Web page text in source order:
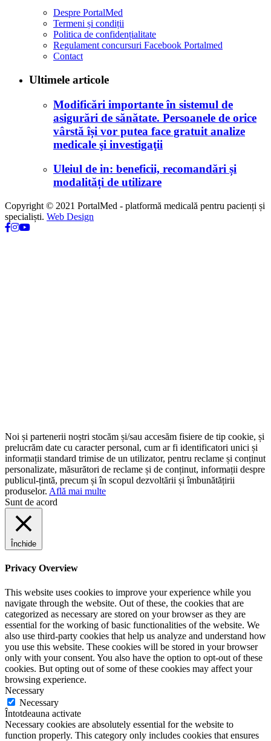
Despre PortalMed
Termeni și condiții
Politica de confidențialitate
Regulament concursuri Facebook Portalmed
Contact
Ultimele articole
Modificări importante în sistemul de
asigurări de sănătate. Persoanele de orice
vârstă își vor putea face gratuit analize
medicale şi investigaţii
Uleiul de in: beneficii, recomandări și
modalități de utilizare
Copyright © 2021 PortalMed - platformă medicală pentru pacienți și
specialiști. Web Design
Noi și partenerii noștri stocăm și/sau accesăm fisiere de tip cookie, și
prelucrăm date cu caracter personal, cum ar fi identificatori unici și
informații standard trimise de un utilizator, pentru reclame și conținut
personalizate, măsurători de reclame și de conținut, informații despre
publicul-țintă, precum și în scopul dezvoltării și îmbunătățirii
produselor. Află mai multe
Sunt de acord
Închide
Privacy Overview
This website uses cookies to improve your experience while you
navigate through the website. Out of these, the cookies that are
categorized as necessary are stored on your browser as they are
essential for the working of basic functionalities of the website. We
also use third-party cookies that help us analyze and understand how
you use this website. These cookies will be stored in your browser
only with your consent. You also have the option to opt-out of these
cookies. But opting out of some of these cookies may affect your
browsing experience.
Necessary
Necessary
Întotdeauna activate
Necessary cookies are absolutely essential for the website to
function properly. This category only includes cookies that ensures